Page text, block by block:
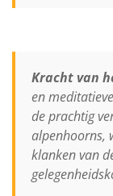
Kracht van
en
de prachtig
alpenhoorns,
klanken van